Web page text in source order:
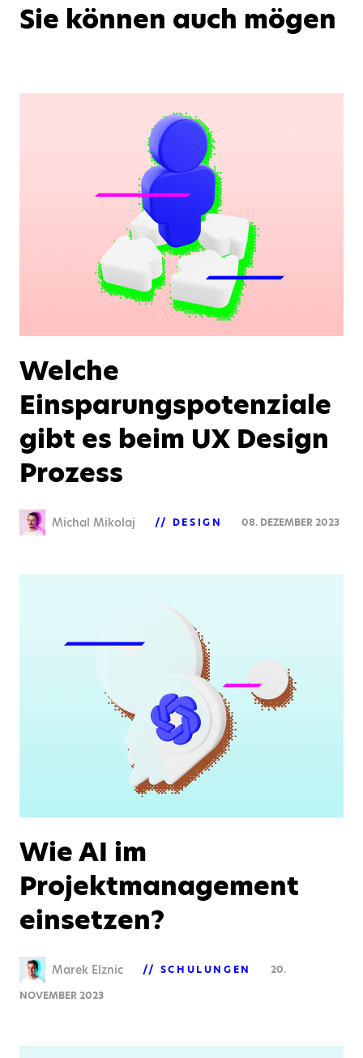
Sie können auch mögen
Welche
Einsparungspotenziale
gibt es beim UX Design
Prozess
Michal Mikolaj DESIGN 08. DEZEMBER 2023
Wie AI im
Projektmanagement
einsetzen?
Marek Elznic SCHULUNGEN
20.
NOVEMBER 2023